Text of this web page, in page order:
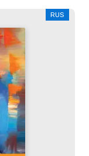
RUS